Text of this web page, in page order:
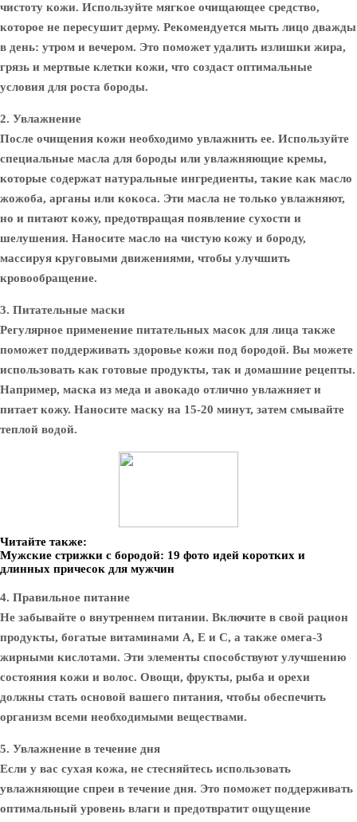
чистоту кожи. Используйте мягкое очищающее средство,
которое не пересушит дерму. Рекомендуется мыть лицо дважды
в день: утром и вечером. Это поможет удалить излишки жира,
грязь и мертвые клетки кожи, что создаст оптимальные
условия для роста бороды.
2. Увлажнение
После очищения кожи необходимо увлажнить ее. Используйте
специальные масла для бороды или увлажняющие кремы,
которые содержат натуральные ингредиенты, такие как масло
жожоба, арганы или кокоса. Эти масла не только увлажняют,
но и питают кожу, предотвращая появление сухости и
шелушения. Наносите масло на чистую кожу и бороду,
массируя круговыми движениями, чтобы улучшить
кровообращение.
3. Питательные маски
Регулярное применение питательных масок для лица также
поможет поддерживать здоровье кожи под бородой. Вы можете
использовать как готовые продукты, так и домашние рецепты.
Например, маска из меда и авокадо отлично увлажняет и
питает кожу. Наносите маску на 15-20 минут, затем смывайте
теплой водой.
Читайте также:
Мужские стрижки с бородой: 19 фото идей коротких и
длинных причесок для мужчин
4. Правильное питание
Не забывайте о внутреннем питании. Включите в свой рацион
продукты, богатые витаминами A, E и C, а также омега-3
жирными кислотами. Эти элементы способствуют улучшению
состояния кожи и волос. Овощи, фрукты, рыба и орехи
должны стать основой вашего питания, чтобы обеспечить
организм всеми необходимыми веществами.
5. Увлажнение в течение дня
Если у вас сухая кожа, не стесняйтесь использовать
увлажняющие спреи в течение дня. Это поможет поддерживать
оптимальный уровень влаги и предотвратит ощущение